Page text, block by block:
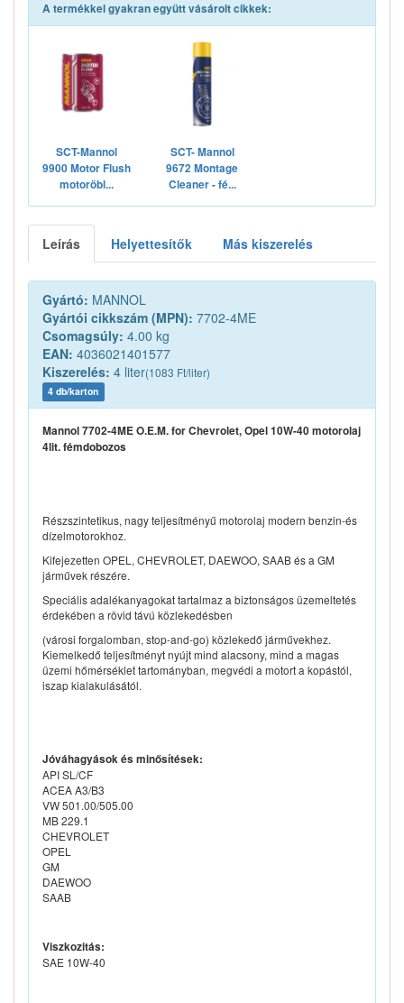
A termékkel gyakran együtt vásárolt cikkek:
SCT-Mannol
9900 Motor Flush
motoröbl...
SCT- Mannol
9672 Montage
Cleaner - fé...
Leírás Helyettesítők Más kiszerelés
Gyártó: MANNOL
Gyártói cikkszám (MPN): 7702-4ME
Csomagsúly: 4.00 kg
EAN: 4036021401577
Kiszerelés: 4 liter(1083 Ft/liter)
4 db/karton
Mannol 7702-4ME O.E.M. for Chevrolet, Opel 10W-40 motorolaj
4lit. fémdobozos
Részszintetikus, nagy teljesítményű motorolaj modern benzin-és
dízelmotorokhoz.
Kifejezetten OPEL, CHEVROLET, DAEWOO, SAAB és a GM
járművek részére.
Speciális adalékanyagokat tartalmaz a biztonságos üzemeltetés
érdekében a rövid távú közlekedésben
(városi forgalomban, stop-and-go) közlekedő járművekhez.
Kiemelkedő teljesítményt nyújt mind alacsony, mind a magas
üzemi hőmérséklet tartományban, megvédi a motort a kopástól,
iszap kialakulásától.
Jóváhagyások és minősítések:
API SL/CF
ACEA A3/B3
VW 501.00/505.00
MB 229.1
CHEVROLET
OPEL
GM
DAEWOO
SAAB
Viszkozitás:
SAE 10W-40